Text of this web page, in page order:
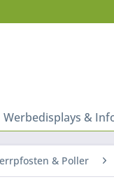
Werbedisplays &
& Poller